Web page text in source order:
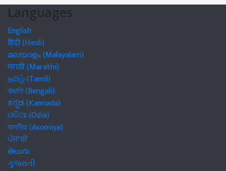
Languages
English
हिंदी (Hindi)
മലയാളം (Malayalam)
मराठी (Marathi)
தமிழ் (Tamil)
বাঙালি (Bengali)
ಕನ್ನಡ (Kannada)
ଓଡିଆ (Odia)
অসমীয়া (Asomiya)
ਪੰਜਾਬੀ
తెలుగు
ગુજરાતી